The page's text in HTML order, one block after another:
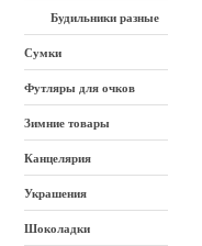
Будильники разные
Сумки
Футляры для очков
Зимние товары
Канцелярия
Украшения
Шоколадки